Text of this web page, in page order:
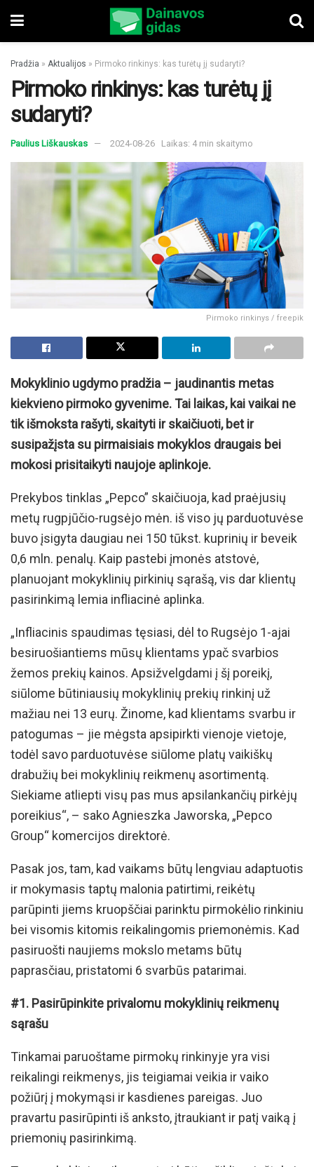
Pradžia » Aktualijos » Pirmoko rinkinys: kas turėtų jį sudaryti?
Pirmoko rinkinys: kas turėtų jį
sudaryti?
Paulius Liškauskas 2024-08-26 Laikas: 4 min skaitymo
Pirmoko rinkinys / freepik
Mokyklinio ugdymo pradžia – jaudinantis metas
kiekvieno pirmoko gyvenime. Tai laikas, kai vaikai ne
tik išmoksta rašyti, skaityti ir skaičiuoti, bet ir
susipažįsta su pirmaisiais mokyklos draugais bei
mokosi prisitaikyti naujoje aplinkoje.
Prekybos tinklas „Pepco” skaičiuoja, kad praėjusių
metų rugpjūčio-rugsėjo mėn. iš viso jų parduotuvėse
buvo įsigyta daugiau nei 150 tūkst. kuprinių ir beveik
0,6 mln. penalų. Kaip pastebi įmonės atstovė,
planuojant mokyklinių pirkinių sąrašą, vis dar klientų
pasirinkimą lemia infliacinė aplinka.
„Infliacinis spaudimas tęsiasi, dėl to Rugsėjo 1-ajai
besiruošiantiems mūsų klientams ypač svarbios
žemos prekių kainos. Apsižvelgdami į šį poreikį,
siūlome būtiniausių mokyklinių prekių rinkinį už
mažiau nei 13 eurų. Žinome, kad klientams svarbu ir
patogumas – jie mėgsta apsipirkti vienoje vietoje,
todėl savo parduotuvėse siūlome platų vaikiškų
drabužių bei mokyklinių reikmenų asortimentą.
Siekiame atliepti visų pas mus apsilankančių pirkėjų
poreikius“, – sako Agnieszka Jaworska, „Pepco
Group“ komercijos direktorė.
Pasak jos, tam, kad vaikams būtų lengviau adaptuotis
ir mokymasis taptų malonia patirtimi, reikėtų
parūpinti jiems kruopščiai parinktu pirmokėlio rinkiniu
bei visomis kitomis reikalingomis priemonėmis. Kad
pasiruošti naujiems mokslo metams būtų
paprasčiau, pristatomi 6 svarbūs patarimai.
#1. Pasirūpinkite privalomu mokyklinių reikmenų
sąrašu
Tinkamai paruoštame pirmokų rinkinyje yra visi
reikalingi reikmenys, jis teigiamai veikia ir vaiko
požiūrį į mokymąsi ir kasdienes pareigas. Juo
pravartu pasirūpinti iš anksto, įtraukiant ir patį vaiką į
priemonių pasirinkimą.